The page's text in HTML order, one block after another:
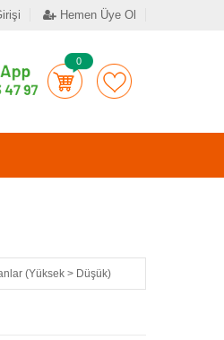
Hemen Üye Ol
0
(Yüksek > Düşük)